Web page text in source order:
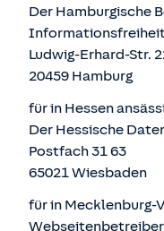
Der Hamburgische
Ludwig-Erhard-Str.
20459 Hamburg
für in Hessen
Der Hessische
Postfach 31 63
65021 Wiesbaden
für in Mecklenburg-
Webseitenbetreiber